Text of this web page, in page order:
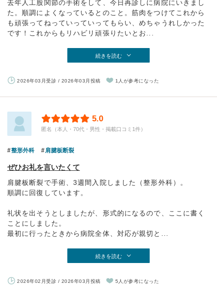
去年人工股関節の手術をして、今日再診しに病院にいきまし
た。順調によくなっているとのこと。筋肉をつけてこれから
も頑張ってねっていっていってもらい、めちゃうれしかった
です！これからもリハビリ頑張りたいとお...
続きを読む
2026年03月受診 / 2026年03月投稿 1人が参考になった
5.0
匿名（本人・70代・男性・掲載口コミ1件）
整形外科 肩腱板断裂
ぜひお礼を言いたくて
肩腱板断裂で手術、3週間入院しました（整形外科）。
順調に回復しています。
礼状を出そうとしましたが、形式的になるので、ここに書く
ことにしました。
最初に行ったときから病院全体、対応が親切と...
続きを読む
2026年02月受診 / 2026年03月投稿 5人が参考になった